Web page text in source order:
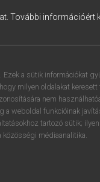
További információért
a sütik információkat
milyen oldalakat keresett
nem
a weboldal funkcióinak
tartozó sütik;
közösségi médiaanalitika.
7 8 9
z u i
j k l é
n m , .